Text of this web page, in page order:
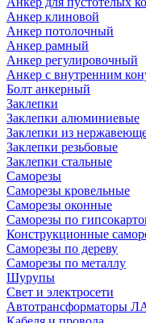
Анкер клиновой
Анкер потолочный
Анкер рамный
Анкер регулировочный
Анкер с внутренним
Болт анкерный
Заклепки
Заклепки алюминиевые
Заклепки из
Заклепки резьбовые
Заклепки стальные
Саморезы
Саморезы кровельные
Саморезы оконные
Саморезы по
Конструкционные
Саморезы по дереву
Саморезы по металлу
Шурупы
Свет и электросети
Автотрансформаторы